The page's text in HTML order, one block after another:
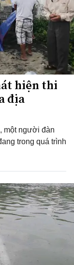
hiện thi
địa
một người đàn
trong quá trình